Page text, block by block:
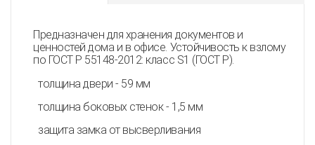
Предназначен для хранения документов и
ценностей дома и в офисе. Устойчивость к взлому
по ГОСТ Р 55148-2012: класс S1 (ГОСТ Р).
толщина двери - 59 мм
толщина боковых стенок - 1,5 мм
защита замка от высверливания